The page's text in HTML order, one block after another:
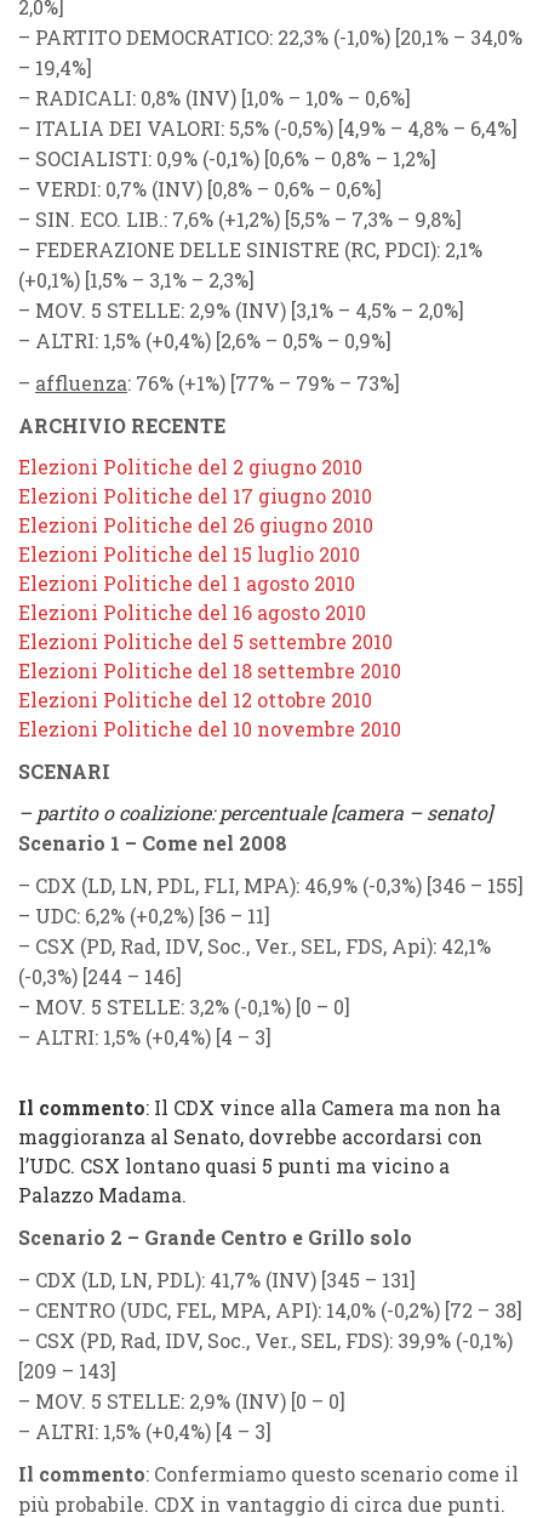
2,0%]
– PARTITO DEMOCRATICO: 22,3% (-1,0%) [20,1% – 34,0%
– 19,4%]
– RADICALI: 0,8% (INV) [1,0% – 1,0% – 0,6%]
– ITALIA DEI VALORI: 5,5% (-0,5%) [4,9% – 4,8% – 6,4%]
– SOCIALISTI: 0,9% (-0,1%) [0,6% – 0,8% – 1,2%]
– VERDI: 0,7% (INV) [0,8% – 0,6% – 0,6%]
– SIN. ECO. LIB.: 7,6% (+1,2%) [5,5% – 7,3% – 9,8%]
– FEDERAZIONE DELLE SINISTRE (RC, PDCI): 2,1%
(+0,1%) [1,5% – 3,1% – 2,3%]
– MOV. 5 STELLE: 2,9% (INV) [3,1% – 4,5% – 2,0%]
– ALTRI: 1,5% (+0,4%) [2,6% – 0,5% – 0,9%]
– affluenza: 76% (+1%) [77% – 79% – 73%]
ARCHIVIO RECENTE
Elezioni Politiche del 2 giugno 2010
Elezioni Politiche del 17 giugno 2010
Elezioni Politiche del 26 giugno 2010
Elezioni Politiche del 15 luglio 2010
Elezioni Politiche del 1 agosto 2010
Elezioni Politiche del 16 agosto 2010
Elezioni Politiche del 5 settembre 2010
Elezioni Politiche del 18 settembre 2010
Elezioni Politiche del 12 ottobre 2010
Elezioni Politiche del 10 novembre 2010
SCENARI
– partito o coalizione: percentuale [camera – senato]
Scenario 1 – Come nel 2008
– CDX (LD, LN, PDL, FLI, MPA): 46,9% (-0,3%) [346 – 155]
– UDC: 6,2% (+0,2%) [36 – 11]
– CSX (PD, Rad, IDV, Soc., Ver., SEL, FDS, Api): 42,1%
(-0,3%) [244 – 146]
– MOV. 5 STELLE: 3,2% (-0,1%) [0 – 0]
– ALTRI: 1,5% (+0,4%) [4 – 3]
Il commento: Il CDX vince alla Camera ma non ha
maggioranza al Senato, dovrebbe accordarsi con
l’UDC. CSX lontano quasi 5 punti ma vicino a
Palazzo Madama.
Scenario 2 – Grande Centro e Grillo solo
– CDX (LD, LN, PDL): 41,7% (INV) [345 – 131]
– CENTRO (UDC, FEL, MPA, API): 14,0% (-0,2%) [72 – 38]
– CSX (PD, Rad, IDV, Soc., Ver., SEL, FDS): 39,9% (-0,1%)
[209 – 143]
– MOV. 5 STELLE: 2,9% (INV) [0 – 0]
– ALTRI: 1,5% (+0,4%) [4 – 3]
Il commento: Confermiamo questo scenario come il
più probabile. CDX in vantaggio di circa due punti.